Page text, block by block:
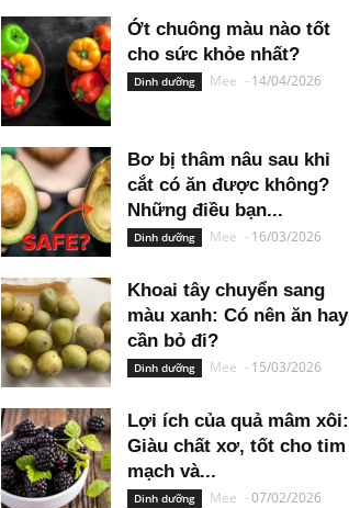
Ớt chuông màu nào tốt
cho sức khỏe nhất?
Dinh dưỡng Mee - 14/04/2026
Bơ bị thâm nâu sau khi
cắt có ăn được không?
Những điều bạn...
Dinh dưỡng Mee - 16/03/2026
Khoai tây chuyển sang
màu xanh: Có nên ăn hay
cần bỏ đi?
Dinh dưỡng Mee - 15/03/2026
Lợi ích của quả mâm xôi:
Giàu chất xơ, tốt cho tim
mạch và...
Dinh dưỡng Mee -07/02/2026